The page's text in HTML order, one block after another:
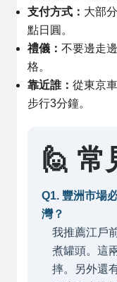
支付方式： 大部
點日圓。
禮儀： 不要邊走
格。
靠近誰： 從東京
步行3分鐘。
🙋 常
Q1. 豐洲市場
灣？
我推薦江戶
煮罐頭。這
摔。另外還